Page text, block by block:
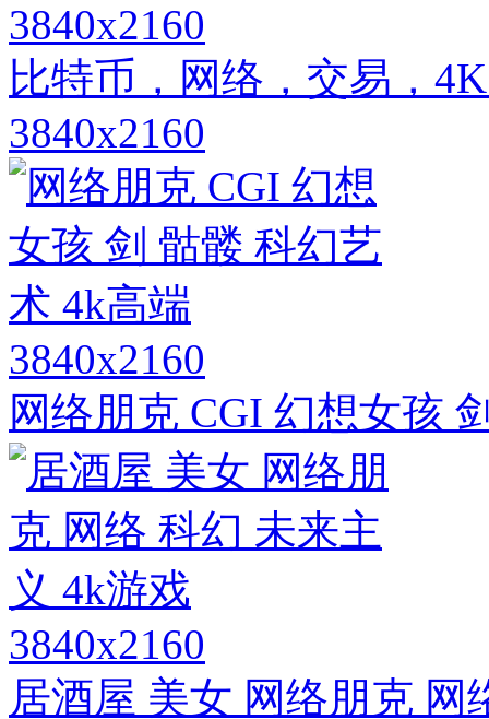
3840x2160
比特币，网络，交易，
3840x2160
3840x2160
网络朋克 CGI 幻想女孩
3840x2160
居酒屋 美女 网络朋克 网